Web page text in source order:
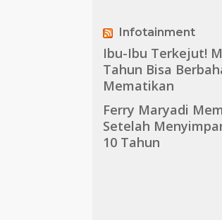
Infotainment
Ibu-Ibu Terkejut!
Tahun Bisa
Mematikan
Ferry Maryadi
Setelah
10 Tahun